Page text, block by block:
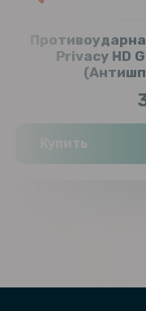
Privacy HD
Купить